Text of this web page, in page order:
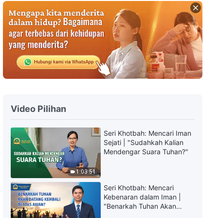
7:18
Firman Tuhan Harian: Mengenal
Tuhan | Kutipan 14
Firman Tuhan Harian: Mengenal
Tuhan | Kutipan 15
13:37
17:30
Firman Tuhan Harian: Mengenal
Tuhan | Kutipan 17
Video Pilihan
1:03:51
Seri Khotbah: Mencari Iman
Sejati | "Sudahkah Kalian
Mendengar Suara Tuhan?"
Seri Khotbah: Mencari
Kebenaran dalam Iman |
"Benarkah Tuhan Akan